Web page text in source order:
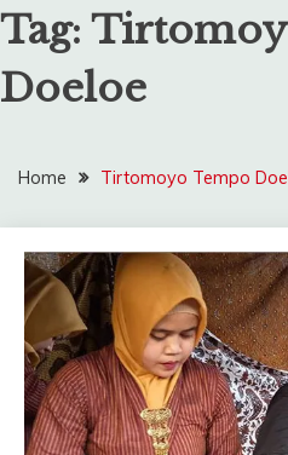
Tag:
Doeloe
Home Tirtomoyo Tempo